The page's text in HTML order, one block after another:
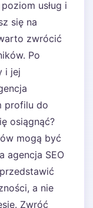
usług i
się na
zwrócić
Po
i jej
profilu do
osiągnąć?
mogą być
agencja SEO
a nie
Zwróć